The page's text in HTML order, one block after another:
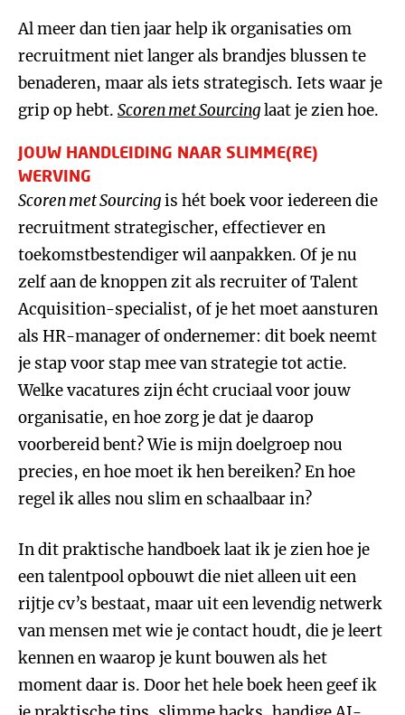
Al meer dan tien jaar help ik organisaties om
recruitment niet langer als brandjes blussen te
benaderen, maar als iets strategisch. Iets waar je
grip op hebt. Scoren met Sourcinglaat je zien hoe.
JOUW HANDLEIDING NAAR SLIMME(RE)
WERVING
Scoren met Sourcingis hét boek voor iedereen die
recruitment strategischer, effectiever en
toekomstbestendiger wil aanpakken. Of je nu
zelf aan de knoppen zit als recruiter of Talent
Acquisition-specialist, of je het moet aansturen
als HR-manager of ondernemer: dit boek neemt
je stap voor stap mee van strategie tot actie.
Welke vacatures zijn écht cruciaal voor jouw
organisatie, en hoe zorg je dat je daarop
voorbereid bent? Wie is mijn doelgroep nou
precies, en hoe moet ik hen bereiken? En hoe
regel ik alles nou slim en schaalbaar in?
In dit praktische handboek laat ik je zien hoe je
een talentpool opbouwt die niet alleen uit een
rijtje cv’s bestaat, maar uit een levendig netwerk
van mensen met wie je contact houdt, die je leert
kennen en waarop je kunt bouwen als het
moment daar is. Door het hele boek heen geef ik